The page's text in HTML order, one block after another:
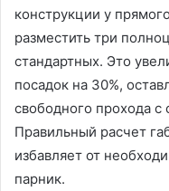
конструкции у
разместить три
стандартных. Это
посадок на 30%,
свободного прохода с
Правильный расчет
избавляет от
парник.